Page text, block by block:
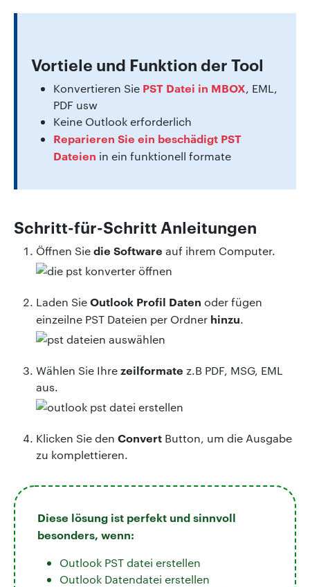
Vortiele und Funktion der Tool
Konvertieren Sie PST Datei in MBOX, EML,
PDF usw
Keine Outlook erforderlich
Reparieren Sie ein beschädigt PST
Dateien in ein funktionell formate
Schritt-für-Schritt Anleitungen
Öffnen Siedie Software auf ihrem Computer.
Laden SieOutlook Profil Daten oder fügen
einzeilne PST Dateien per Ordner hinzu.
Wählen Sie Ihrezeilformate z.B PDF, MSG, EML
aus.
Klicken Sie den Convert Button, um die Ausgabe
zu komplettieren.
Diese lösung ist perfekt und sinnvoll
besonders, wenn:
Outlook PST datei erstellen
Outlook Datendatei erstellen